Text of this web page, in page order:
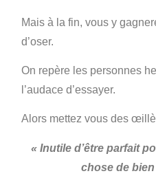
Mais à la fin, vous y
d’oser.
On repère les personnes
l’audace d’essayer.
Alors mettez vous des
« Inutile d’être parfait
chose de